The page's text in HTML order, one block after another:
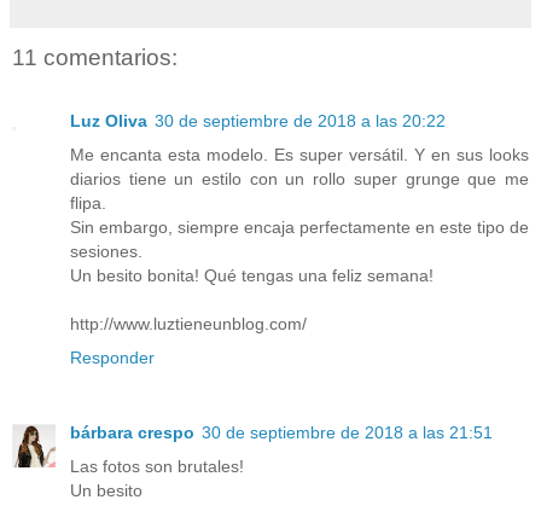
11 comentarios:
Luz Oliva 30 de septiembre de 2018 a las 20:22
Me encanta esta modelo. Es super versátil. Y en sus looks
diarios tiene un estilo con un rollo super grunge que me
flipa.
Sin embargo, siempre encaja perfectamente en este tipo de
sesiones.
Un besito bonita! Qué tengas una feliz semana!
http://www.luztieneunblog.com/
Responder
bárbara crespo 30 de septiembre de 2018 a las 21:51
Las fotos son brutales!
Un besito